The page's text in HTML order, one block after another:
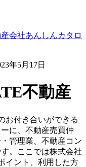
会社あんしんカタロ
年5月17日
不動産
お付き合いができる
に、不動産売買仲
管理業、不動産コン
。ここでは株式会社
イント、利用した方